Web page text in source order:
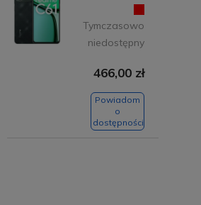
Tymczasowo
niedostępny
466,00 zł
Powiadom
o
dostępności